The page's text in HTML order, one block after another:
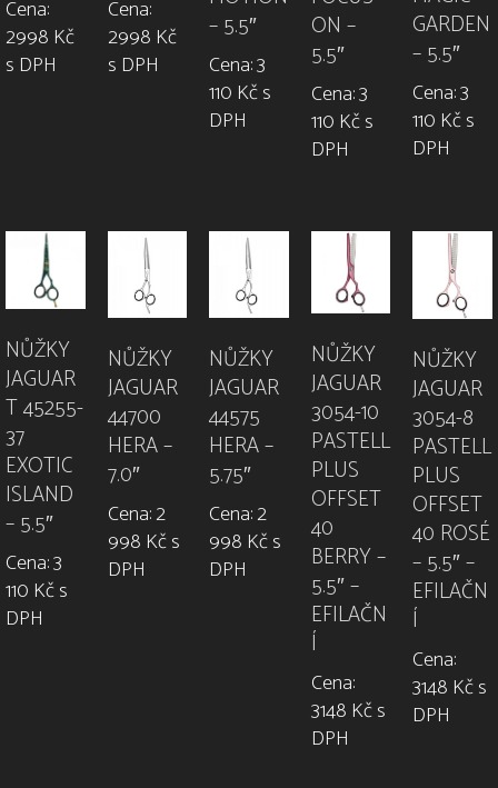
Cena:
2998 Kč
s DPH
Cena:
2998 Kč
s DPH
– 5.5″
Cena: 3
110 Kč s
DPH
ON –
5.5″
Cena: 3
110 Kč s
DPH
GARDEN
– 5.5″
Cena: 3
110 Kč s
DPH
NŮŽKY
JAGUAR
T 45255-
37
EXOTIC
ISLAND
– 5.5″
Cena: 3
110 Kč s
DPH
NŮŽKY
JAGUAR
44700
HERA –
7.0″
Cena: 2
998 Kč s
DPH
NŮŽKY
JAGUAR
44575
HERA –
5.75″
Cena: 2
998 Kč s
DPH
NŮŽKY
JAGUAR
3054-10
PASTELL
PLUS
OFFSET
40
BERRY –
5.5″ –
EFILAČN
Í
Cena:
3148 Kč s
DPH
NŮŽKY
JAGUAR
3054-8
PASTELL
PLUS
OFFSET
40 ROSÉ
– 5.5″ –
EFILAČN
Í
Cena:
3148 Kč s
DPH